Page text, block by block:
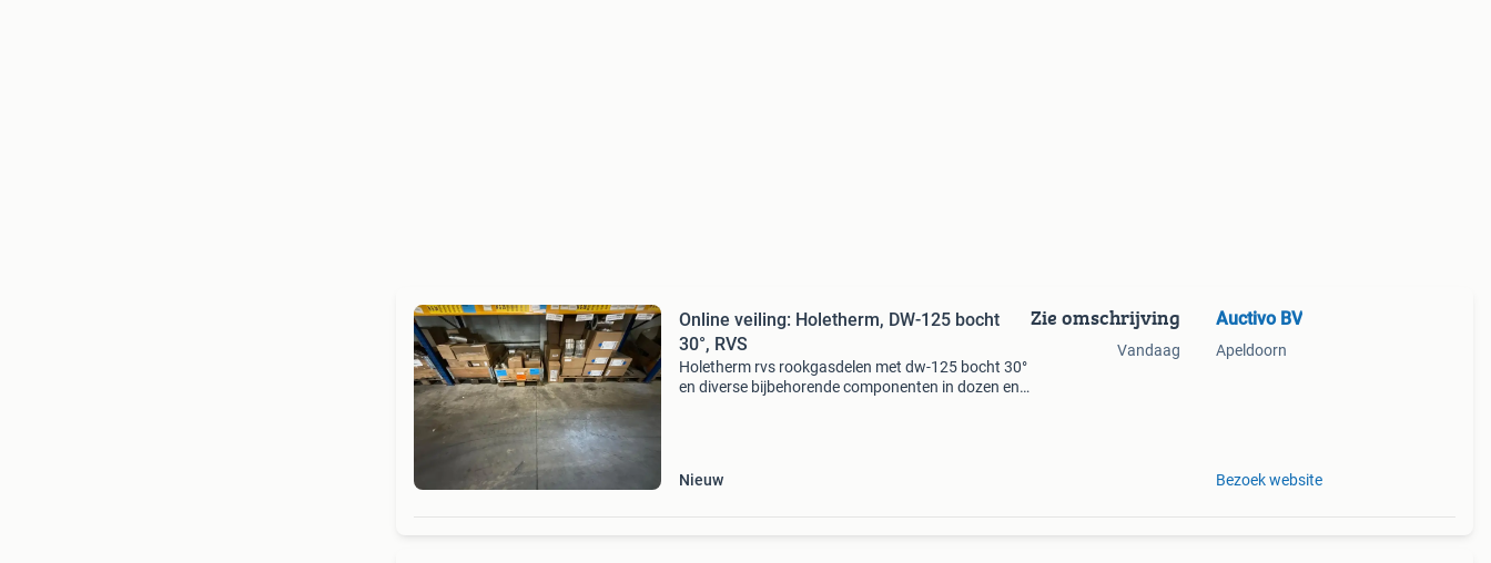
Online veiling: Holetherm, DW-125 bocht
30°, RVS
Holetherm rvs rookgasdelen met dw-125 bocht 30°
en diverse bijbehorende componenten in dozen en
Nieuw
Zie omschrijving
Vandaag
Auctivo BV
Apeldoorn
Bezoek website